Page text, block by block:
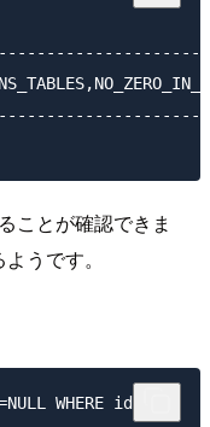
ことが確認できま
うです。